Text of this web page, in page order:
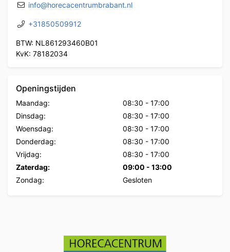
info@horecacentrumbrabant.nl
+31850509912
BTW: NL861293460B01
KvK: 78182034
Openingstijden
Maandag: 08:30 - 17:00
Dinsdag:
08:30 - 17:00
Woensdag:
08:30 - 17:00
Donderdag:
08:30 - 17:00
Vrijdag:
08:30 - 17:00
Zaterdag:
09:00 - 13:00
Zondag:
Gesloten